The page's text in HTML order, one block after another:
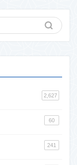
2,627
60
241